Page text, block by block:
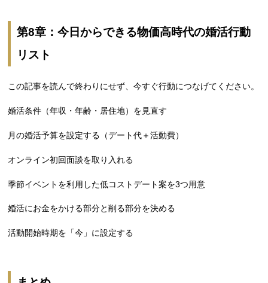
第8章：今日からできる物価高時代の婚活行動
リスト
この記事を読んで終わりにせず、今すぐ行動につなげてください。
婚活条件（年収・年齢・居住地）を見直す
月の婚活予算を設定する（デート代＋活動費）
オンライン初回面談を取り入れる
季節イベントを利用した低コストデート案を3つ用意
婚活にお金をかける部分と削る部分を決める
活動開始時期を「今」に設定する